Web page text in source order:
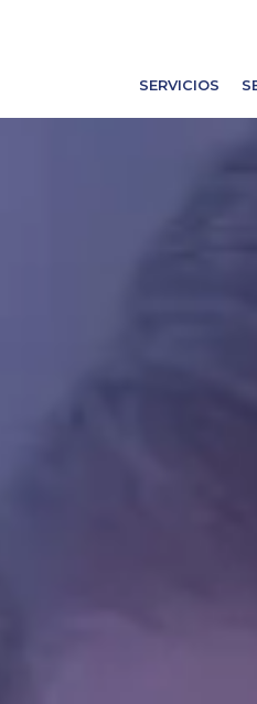
SERVICIOS